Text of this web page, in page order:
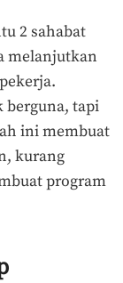
2 sahabat
melanjutkan
berguna, tapi
ini membuat
kurang
program